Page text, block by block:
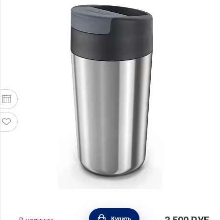
Термокружка дорожная Sipp 454 мл,